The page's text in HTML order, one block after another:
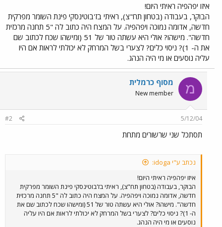
איזו יפהפיה ראיתי היום!
הבוקר, בעבודה (בטחון תח"צ), ראיתי בז'בוטינסקי פינת השומר מפרקית
חדשה, אדומה נמוכה ויפהפיה. על המצח היה כתוב לה "5 תחנה מרכזית
חדשה". מישהו? אולי היא עשתה טור של 51 (ומישהו שכח לכתוב שם
את ה- 1)? ניסוי כלים? לצערי בשל המרחק לא יכולתי לראות אם היו
עליה נוסעים או מי היה הנהג.
מ מסוף כרמלית
New member
5/12/04
#2
תסתכל שני שרשורים מתחת
נכתב ע"י idoga:
איזו יפהפיה ראיתי היום!
הבוקר, בעבודה (בטחון תח"צ), ראיתי בז'בוטינסקי פינת השומר מפרקית
חדשה, אדומה נמוכה ויפהפיה. על המצח היה כתוב לה "5 תחנה מרכזית
חדשה". מישהו? אולי היא עשתה טור של 51 (ומישהו שכח לכתוב שם את
ה- 1)? ניסוי כלים? לצערי בשל המרחק לא יכולתי לראות אם היו עליה
נוסעים או מי היה הנהג.